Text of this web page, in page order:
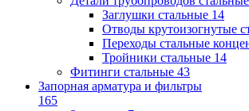
Заглушки стальные 14
Отводы крутоизогнутые
Переходы стальные
Тройники стальные 14
Фитинги стальные 43
Запорная арматура и фильтры
165